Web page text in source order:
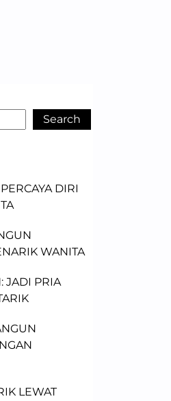
Search
DIRI
WANITA
JADI PRIA
LEWAT